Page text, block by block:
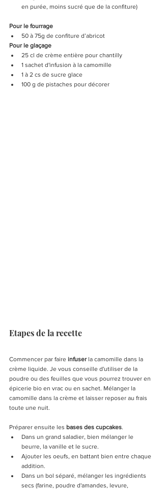
en purée, moins sucré que de la confiture)
Pour le fourrage
50 à 75g de confiture d’abricot
Pour le glaçage
25 cl de crème entière pour chantilly
1 sachet d'infusion à la camomille
1 à 2 cs de sucre glace
100 g de pistaches pour décorer
Etapes de la recette
Commencer par faire infuser la camomille dans la
crème liquide. Je vous conseille d'utiliser de la
poudre ou des feuilles que vous pourrez trouver en
épicerie bio en vrac ou en sachet. Mélanger la
camomille dans la crème et laisser reposer au frais
toute une nuit.
Préparer ensuite les bases des cupcakes.
Dans un grand saladier, bien mélanger le
beurre, la vanille et le sucre.
Ajouter les oeufs, en battant bien entre chaque
addition.
Dans un bol séparé, mélanger les ingrédients
secs (farine, poudre d'amandes, levure,